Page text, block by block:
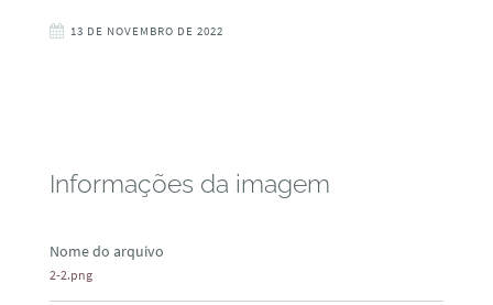
13 DE NOVEMBRO DE 2022
Informações da imagem
Nome do arquivo
2-2.png